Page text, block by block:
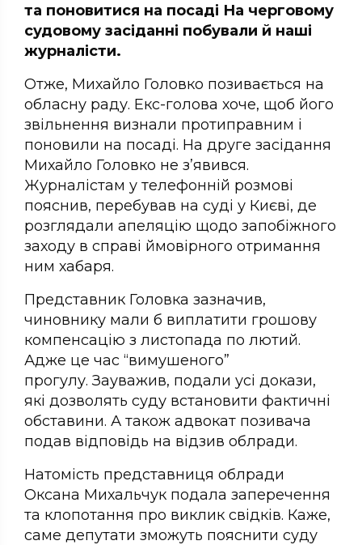
та поновитися на посаді На черговому
судовому засіданні побували й наші
журналісти.
Отже, Михайло Головко позивається на
обласну раду. Екс-голова хоче, щоб його
звільнення визнали протиправним і
поновили на посаді. На друге засідання
Михайло Головко не з’явився.
Журналістам у телефонній розмові
пояснив, перебував на суді у Києві, де
розглядали апеляцію щодо запобіжного
заходу в справі ймовірного отримання
ним хабаря.
Представник Головка зазначив,
чиновнику мали б виплатити грошову
компенсацію з листопада по лютий.
Адже це час “вимушеного”
прогулу. Зауважив, подали усі докази,
які дозволять суду встановити фактичні
обставини. А також адвокат позивача
подав відповідь на відзив облради.
Натомість представниця облради
Оксана Михальчук подала заперечення
та клопотання про виклик свідків. Каже,
саме депутати зможуть пояснити суду